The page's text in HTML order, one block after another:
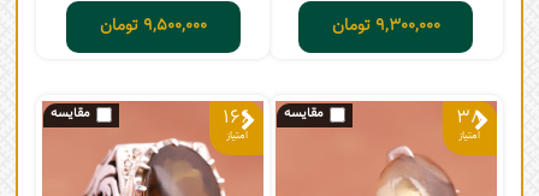
9,300,000 تومان 9,500,000 تومان
38
166